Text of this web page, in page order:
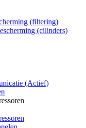
(filtering)
(cilinders)
(Actief)